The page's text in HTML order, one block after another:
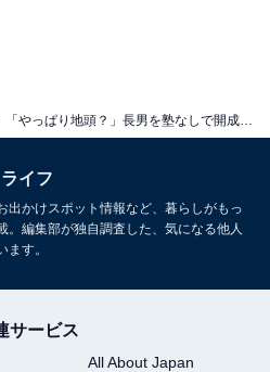
ライフ
出かけスポット情報など、暮らしがもっ
。編集部が独自調査した、気になる他人
す。
サービス
All About Japan